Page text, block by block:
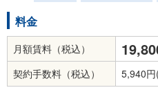
料金
月額賃料（税込）
契約手数料（税込） 5,940